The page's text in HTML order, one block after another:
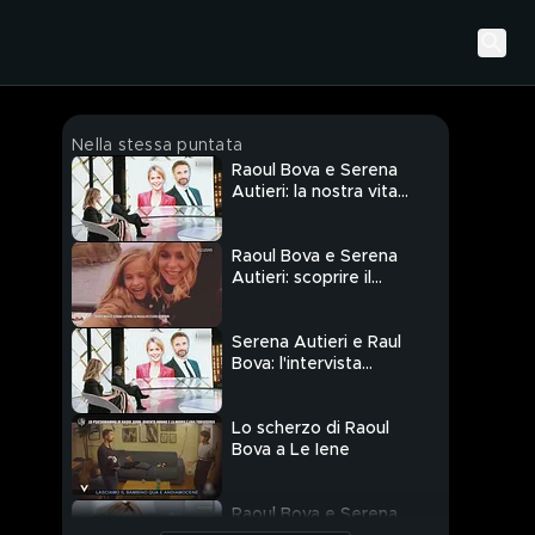
Nella stessa puntata
Raoul Bova e Serena
Autieri: la nostra vita
Raoul Bova e Serena
Autieri: scoprire il
Serena Autieri e Raul
Bova: l'intervista
Lo scherzo di Raoul
Bova a Le Iene
Raoul Bova e Serena